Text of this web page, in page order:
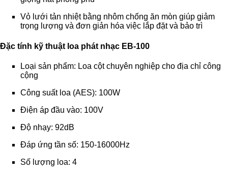
Vỏ lưới tản nhiệt bằng nhôm chống ăn mòn giúp giảm
trọng lượng và đơn giản hóa việc lắp đặt và bảo trì
Đặc tính kỹ thuật loa phát nhạc EB-100
Loại sản phẩm: Loa cột chuyên nghiệp cho địa chỉ công
cộng
Công suất loa (AES): 100W
Điện áp đầu vào: 100V
Độ nhạy: 92dB
Đáp ứng tần số: 150-16000Hz
Số lượng loa: 4